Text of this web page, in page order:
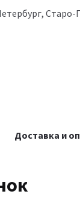
Доставка и